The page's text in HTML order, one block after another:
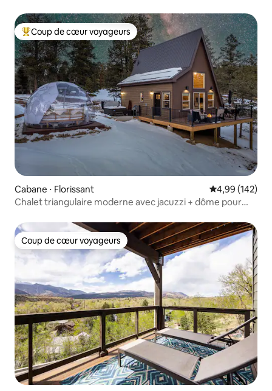
Coups de cœur voyageurs les plus appréciés
Coup de cœur voyageurs
Cabane ⋅ Florissant Évaluation
4,99 (142)
Chalet triangulaire moderne avec jacuzzi + dôme pour
Coup de cœur voyageurs
Coup de cœur voyageurs